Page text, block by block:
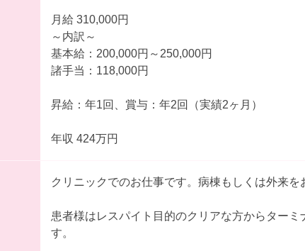
月給 310,000円
～内訳～
基本給：200,000円～250,000円
諸手当：118,000円
昇給：年1回、賞与：年2回（実績2ヶ月）
年収 424万円
クリニックでのお仕事です。病棟もしくは外来を
患者様はレスパイト目的のクリアな方からターミ
す。